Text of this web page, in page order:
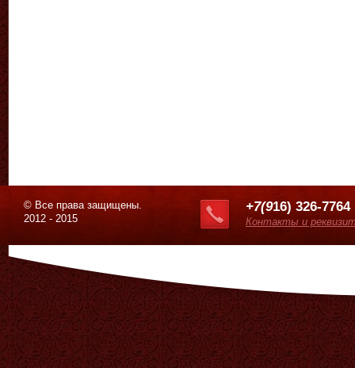
© Все права защищены.
2012 - 2015
+7(916) 326-7764
Контакты и